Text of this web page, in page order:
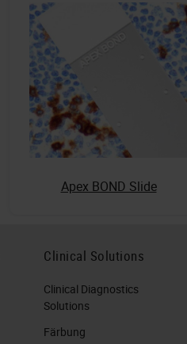
Apex BOND Slide
Clinical Solutions
Clinical Diagnostics
Solutions
Färbung